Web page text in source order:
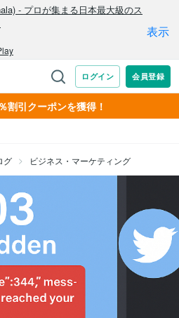
割引クーポンを獲得！
グ ビジネス・マーケティング